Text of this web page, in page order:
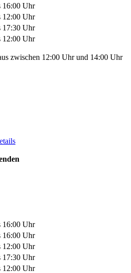
16:00 Uhr
12:00 Uhr
17:30 Uhr
12:00 Uhr
zwischen 12:00 Uhr und 14:00 Uhr
16:00 Uhr
16:00 Uhr
12:00 Uhr
17:30 Uhr
12:00 Uhr